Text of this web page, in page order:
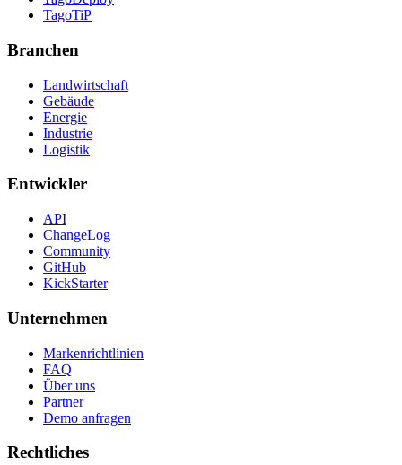
TagoTiP
Branchen
Landwirtschaft
Gebäude
Energie
Industrie
Logistik
Entwickler
API
ChangeLog
Community
GitHub
KickStarter
Unternehmen
Markenrichtlinien
FAQ
Über uns
Partner
Demo anfragen
Rechtliches